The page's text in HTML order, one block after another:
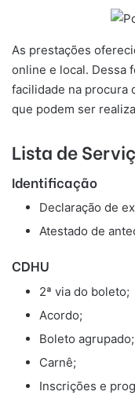
As prestações
online e local. Dessa
facilidade na procura
que podem ser
Lista de
Identificação
Declaração de
Atestado de
CDHU
2ª via do boleto;
Acordo;
Boleto agrupado;
Carnê;
Inscrições e